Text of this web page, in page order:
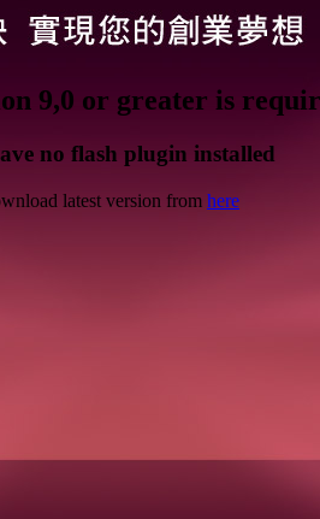
9,0 or greater is
no flash plugin installed
latest version from here